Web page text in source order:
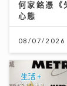
何家銘憑《
心態
08/07/2026